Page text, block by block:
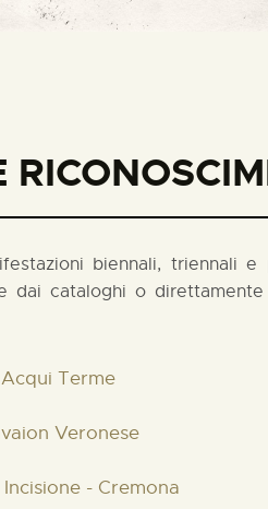
biennali, triennali
dai cataloghi o
Terme
Veronese
- Cremona